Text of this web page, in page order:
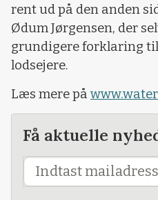
rent ud på den anden
Ødum Jørgensen, der
grundigere forklaring
lodsejere.
Læs mere på
Få aktuelle